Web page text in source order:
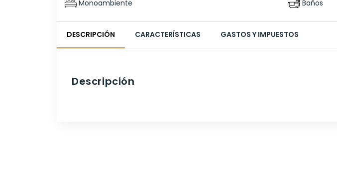
Monoambiente Baños
DESCRIPCIÓN CARACTERÍSTICAS GASTOS Y IMPUESTOS
Descripción